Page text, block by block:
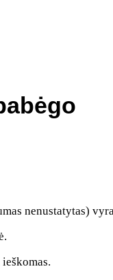
nenustatytas)